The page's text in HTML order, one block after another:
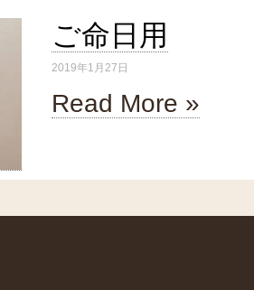
ご命日用
2019年1月27日
Read More »